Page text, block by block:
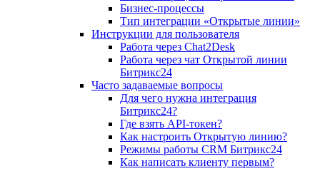
Бизнес-процессы
Тип интеграции «Открытые линии»
Инструкции для пользователя
Работа через Chat2Desk
Работа через чат Открытой линии
Битрикс24
Часто задаваемые вопросы
Для чего нужна интеграция
Битрикс24?
Где взять API-токен?
Как настроить Открытую линию?
Режимы работы CRM Битрикс24
Как написать клиенту первым?